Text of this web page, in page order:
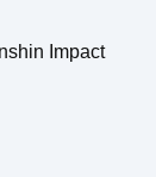
Impact